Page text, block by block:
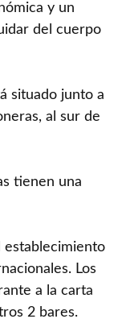
y un
del cuerpo
situado junto a
al sur de
tienen una
establecimiento
Los
a la carta
2 bares.